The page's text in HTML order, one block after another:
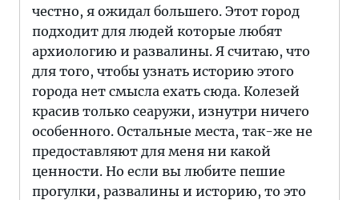
честно, я ожидал большего. Этот город
подходит для людей которые любят
архиологию и развалины. Я считаю, что
для того, чтобы узнать историю этого
города нет смысла ехать сюда. Колезей
красив только сеаружи, изнутри ничего
особенного. Остальные места, так-же не
предоставляют для меня ни какой
ценности. Но если вы любите пешие
прогулки, развалины и историю, то это